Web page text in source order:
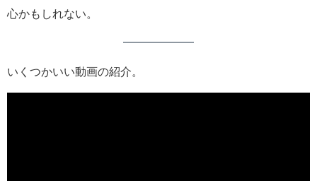
心かもしれない。
いくつかいい動画の紹介。